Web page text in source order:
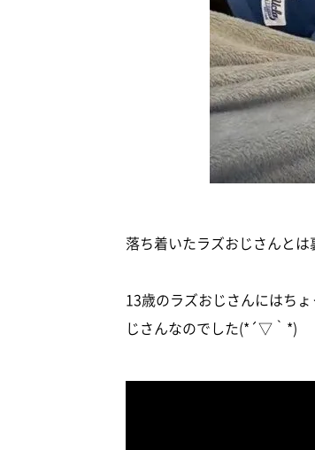
落ち着いたラズおじさんと
13歳のラズおじさんにはち
じさんなのでした(*´▽｀*)